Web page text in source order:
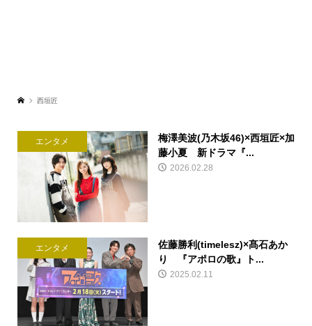
西垣匠
エンタメ
梅澤美波(乃木坂46)×西垣匠×加
藤小夏 新ドラマ『...
2026.02.28
エンタメ
佐藤勝利(timelesz)×髙石あか
り 『アポロの歌』ト...
2025.02.11